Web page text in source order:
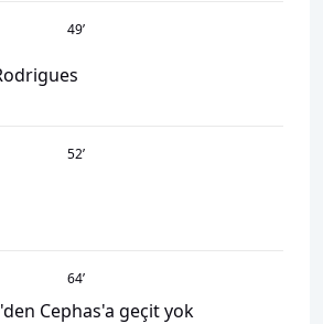
49’
52’
64’
Cephas'a geçit yok